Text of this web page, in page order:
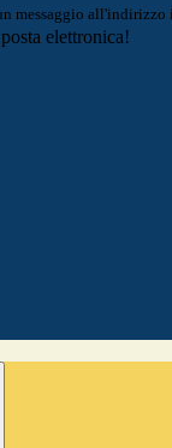
messaggio
elettronica!